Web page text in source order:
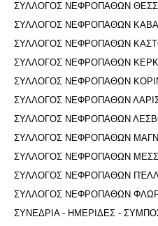
ΣΥΛΛΟΓΟΣ ΝΕΦΡΟΠΑΘΩΝ
ΣΥΛΛΟΓΟΣ ΝΕΦΡΟΠΑΘΩΝ
ΣΥΛΛΟΓΟΣ ΝΕΦΡΟΠΑΘΩΝ
ΣΥΛΛΟΓΟΣ ΝΕΦΡΟΠΑΘΩΝ
ΣΥΛΛΟΓΟΣ ΝΕΦΡΟΠΑΘΩΝ
ΣΥΛΛΟΓΟΣ ΝΕΦΡΟΠΑΘΩΝ
ΣΥΛΛΟΓΟΣ ΝΕΦΡΟΠΑΘΩΝ
ΣΥΛΛΟΓΟΣ ΝΕΦΡΟΠΑΘΩΝ
ΣΥΛΛΟΓΟΣ ΝΕΦΡΟΠΑΘΩΝ
ΣΥΛΛΟΓΟΣ ΝΕΦΡΟΠΑΘΩΝ
ΣΥΛΛΟΓΟΣ ΝΕΦΡΟΠΑΘΩΝ
ΣΥΝΕΔΡΙΑ - ΗΜΕΡΙΔΕΣ -